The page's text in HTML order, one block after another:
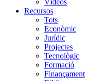
Vídeos
Recursos
Tots
Econòmic
Jurídic
Projectes
Tecnològic
Formació
Finançament